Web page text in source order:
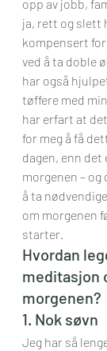
opp av jobb,
ja, rett og slett
kompensert
ved å ta doble
har også
tøffere med
har erfart at
for meg å få
dagen, enn det
morgenen –
å ta
om morgenen
starter.
Hvordan
meditasjon
morgenen?
1. Nok søvn
Jeg har så